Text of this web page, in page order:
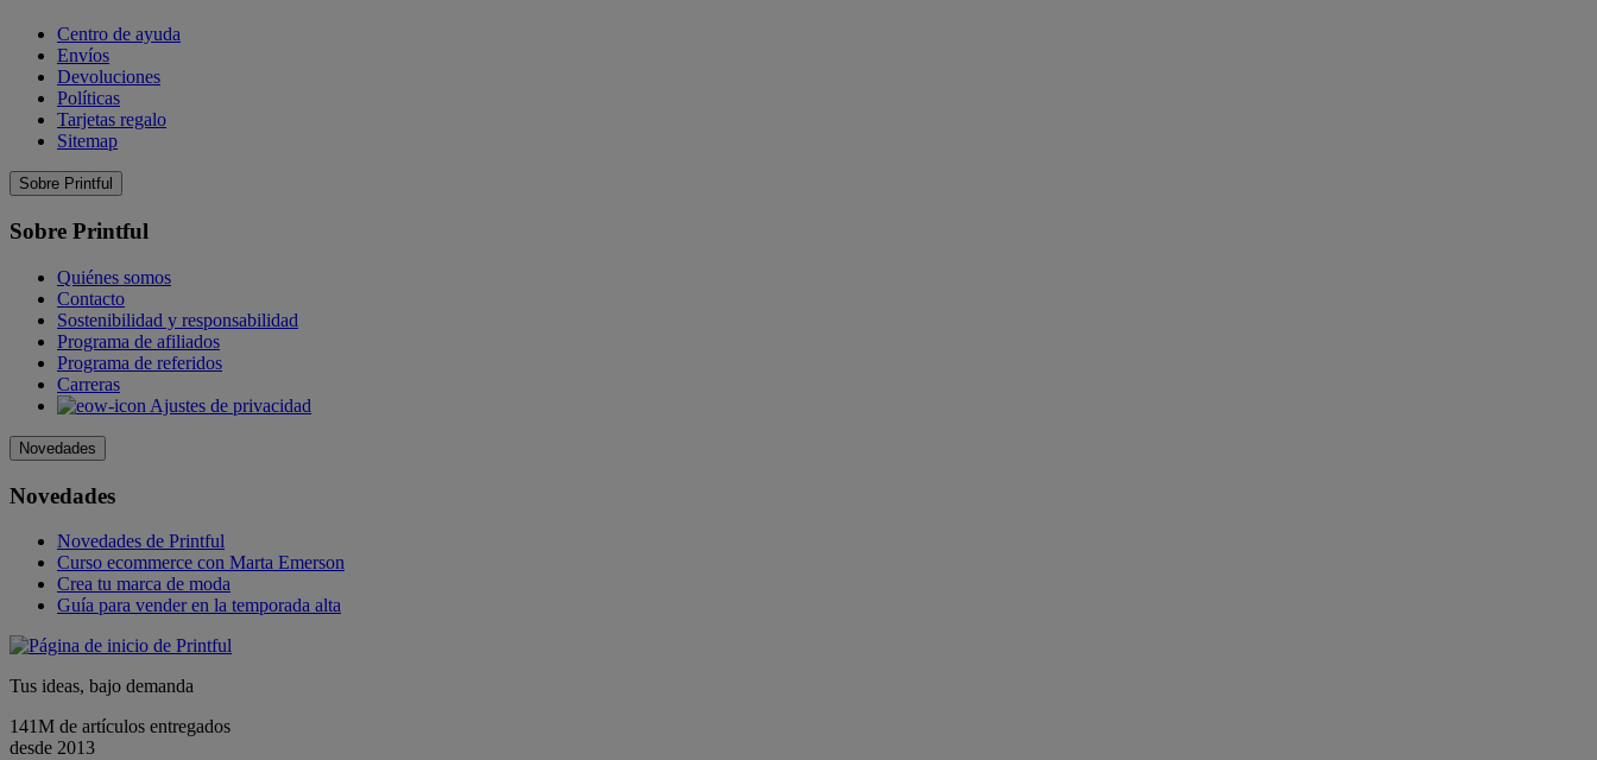
Centro de ayuda
Envíos
Devoluciones
Políticas
Tarjetas regalo
Sitemap
Sobre Printful
Sobre Printful
Quiénes somos
Contacto
Sostenibilidad y responsabilidad
Programa de afiliados
Programa de referidos
Carreras
Ajustes de privacidad
Novedades
Novedades
Novedades de Printful
Curso ecommerce con Marta Emerson
Crea tu marca de moda
Guía para vender en la temporada alta
Tus ideas, bajo demanda
141M de artículos entregados
desde 2013